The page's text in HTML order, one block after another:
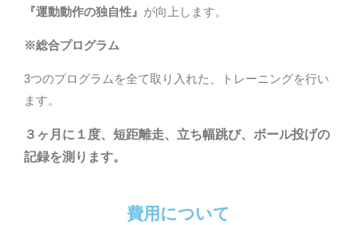
『運動動作の独自性』 が向上します。
※総合プログラム
3つのプログラムを全て取り入れた、トレーニングを行い
ます。
３ヶ月に１度、短距離走、立ち幅跳び、ボール投げの
記録を測ります。
費用について